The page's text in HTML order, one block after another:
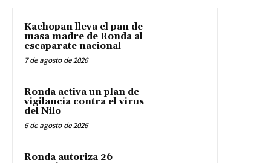
Kachopan lleva el pan de
masa madre de Ronda al
escaparate nacional
7 de agosto de 2026
Ronda activa un plan de
vigilancia contra el virus
del Nilo
6 de agosto de 2026
Ronda autoriza 26